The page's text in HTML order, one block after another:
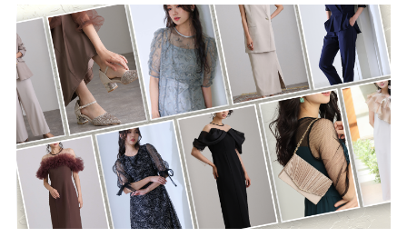
★こんなシーンの利用にオススメ♪
------------------------------------------------------------
【同窓会】【食事会】【セレモニー】【発表会】【デイリ
ー】【オフィス】でもご利用いただけます。
商品仕様
◆素材:ナイロン65%、ポリウレタン35%
◆伸縮性:あり
◆裏地:ジャケット前身のみあり
◆ファスナー:なし